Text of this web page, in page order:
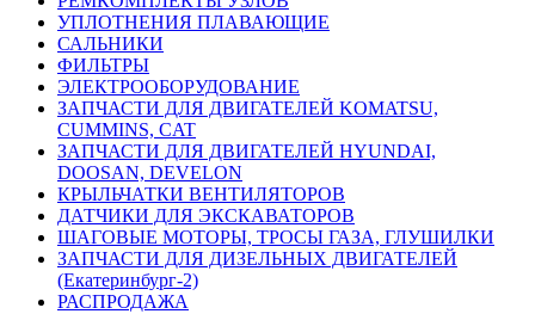
УПЛОТНЕНИЯ ПЛАВАЮЩИЕ
САЛЬНИКИ
ФИЛЬТРЫ
ЭЛЕКТРООБОРУДОВАНИЕ
ЗАПЧАСТИ ДЛЯ ДВИГАТЕЛЕЙ KOMATSU,
CUMMINS, CAT
ЗАПЧАСТИ ДЛЯ ДВИГАТЕЛЕЙ HYUNDAI,
DOOSAN, DEVELON
КРЫЛЬЧАТКИ ВЕНТИЛЯТОРОВ
ДАТЧИКИ ДЛЯ ЭКСКАВАТОРОВ
ШАГОВЫЕ МОТОРЫ, ТРОСЫ ГАЗА, ГЛУШИЛКИ
ЗАПЧАСТИ ДЛЯ ДИЗЕЛЬНЫХ ДВИГАТЕЛЕЙ
(Екатеринбург-2)
РАСПРОДАЖА